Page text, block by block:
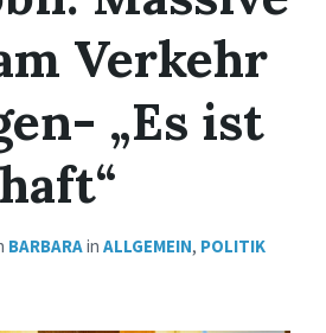
Verkehr
„Es ist
BARBARAin ALLGEMEIN, POLITIK